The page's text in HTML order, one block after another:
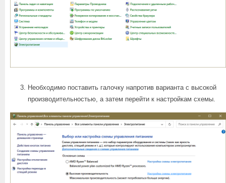
Необходимо поставить галочку напротив варианта с высокой
производительностью, а затем перейти к настройкам схемы.